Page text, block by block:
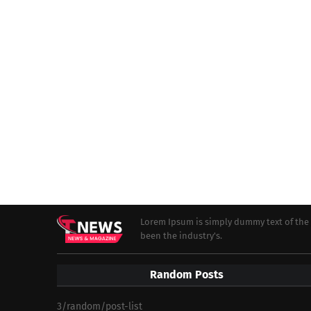
Lorem Ipsum is simply dummy text of
been the industry's.
Random Posts
3/random/post-list